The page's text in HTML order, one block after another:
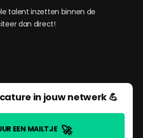
talent inzetten binnen de
dan direct!
in jouw netwerk 💪
EEN MAILTJE 🚀